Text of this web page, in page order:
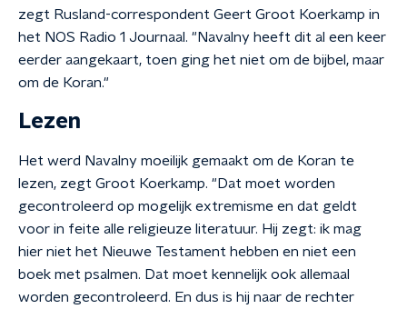
zegt Rusland-correspondent Geert Groot Koerkamp in
het NOS Radio 1 Journaal. "Navalny heeft dit al een keer
eerder aangekaart, toen ging het niet om de bijbel, maar
om de Koran."
Lezen
Het werd Navalny moeilijk gemaakt om de Koran te
lezen, zegt Groot Koerkamp. "Dat moet worden
gecontroleerd op mogelijk extremisme en dat geldt
voor in feite alle religieuze literatuur. Hij zegt: ik mag
hier niet het Nieuwe Testament hebben en niet een
boek met psalmen. Dat moet kennelijk ook allemaal
worden gecontroleerd. En dus is hij naar de rechter